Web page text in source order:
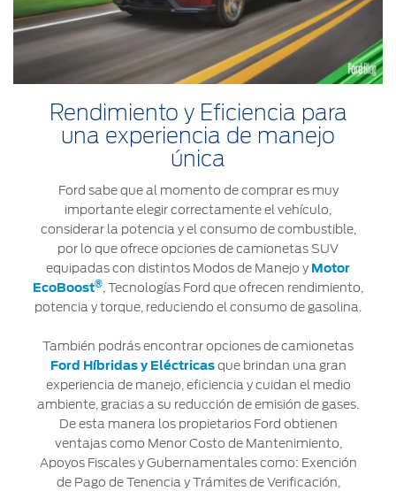
Rendimiento y Eficiencia para
una experiencia de manejo
única
Ford sabe que al momento de comprar es muy
importante elegir correctamente el vehículo,
considerar la potencia y el consumo de combustible,
por lo que ofrece opciones de camionetas SUV
equipadas con distintos Modos de Manejo y Motor
EcoBoost® , Tecnologías Ford que ofrecen rendimiento,
potencia y torque, reduciendo el consumo de gasolina.
También podrás encontrar opciones de camionetas
Ford Híbridas y Eléctricasque brindan una gran
experiencia de manejo, eficiencia y cuidan el medio
ambiente, gracias a su reducción de emisión de gases.
De esta manera los propietarios Ford obtienen
ventajas como Menor Costo de Mantenimiento,
Apoyos Fiscales y Gubernamentales como: Exención
de Pago de Tenencia y Trámites de Verificación,